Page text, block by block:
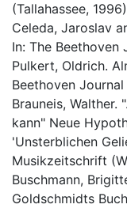
(Tallahassee,
Celeda, Jaroslav
In: The Beethoven
Pulkert, Oldrich.
Beethoven
Brauneis, Walther.
kann" Neue
'Unsterblichen
Musikzeitschrift
Buschmann,
Goldschmidts